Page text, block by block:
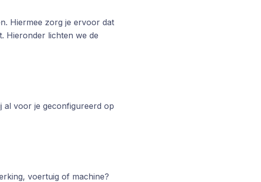
Hiermee zorg je ervoor dat
Hieronder lichten we de
al voor je geconfigureerd op
voertuig of machine?